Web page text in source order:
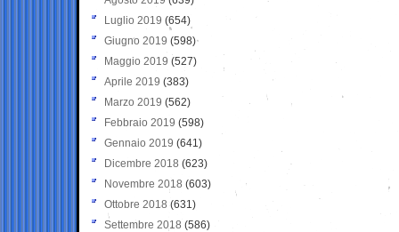
Luglio 2019 (654)
Giugno 2019 (598)
Maggio 2019 (527)
Aprile 2019 (383)
Marzo 2019 (562)
Febbraio 2019 (598)
Gennaio 2019 (641)
Dicembre 2018 (623)
Novembre 2018 (603)
Ottobre 2018 (631)
Settembre 2018 (586)